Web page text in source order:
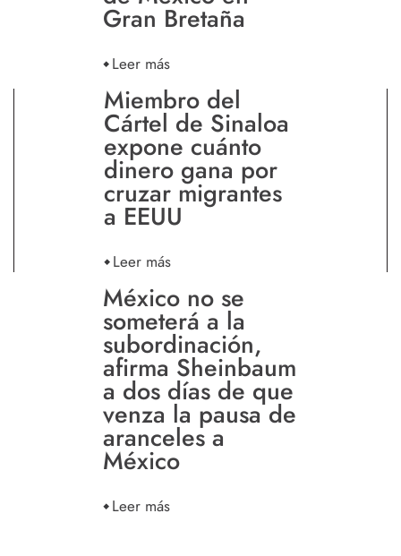
Gran Bretaña
Leer más
Miembro del
Cártel de Sinaloa
expone cuánto
dinero gana por
cruzar migrantes
a EEUU
Leer más
México no se
someterá a la
subordinación,
afirma Sheinbaum
a dos días de que
venza la pausa de
aranceles a
México
Leer más